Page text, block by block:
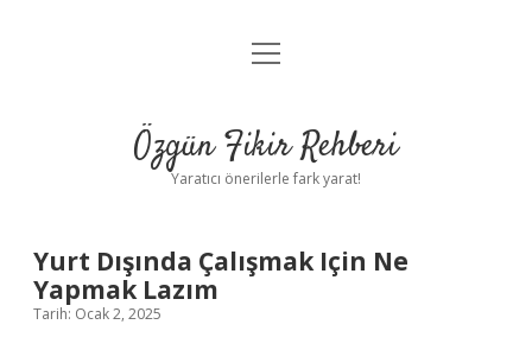
Gizlilik Politikası
Yasal Uyarı
menüyü
Özgün Fikir Rehberi
Yaratıcı önerilerle fark yarat!
Yurt Dışında Çalışmak Için Ne
Yapmak Lazım
Tarih: Ocak 2, 2025